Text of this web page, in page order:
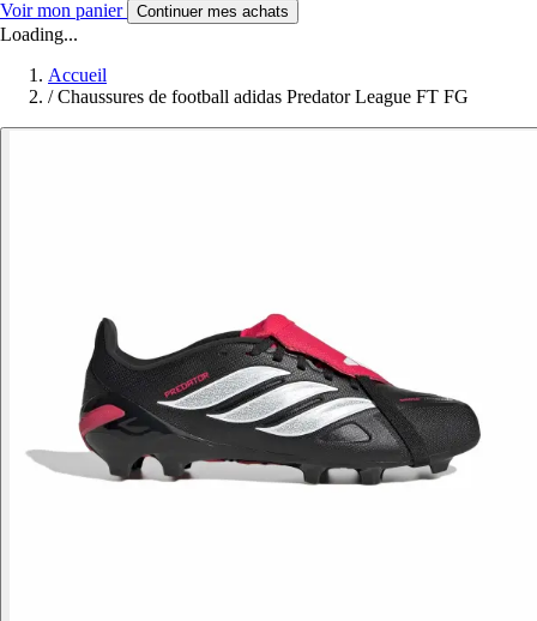
Voir mon panier Continuer mes achats
Loading...
Accueil
/ Chaussures de football adidas Predator League FT FG